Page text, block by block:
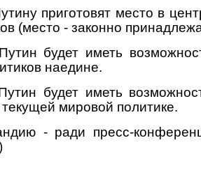
приготовят место в
(место - законно
будет иметь
наедине.
будет иметь
мировой политике.
- ради пресс-